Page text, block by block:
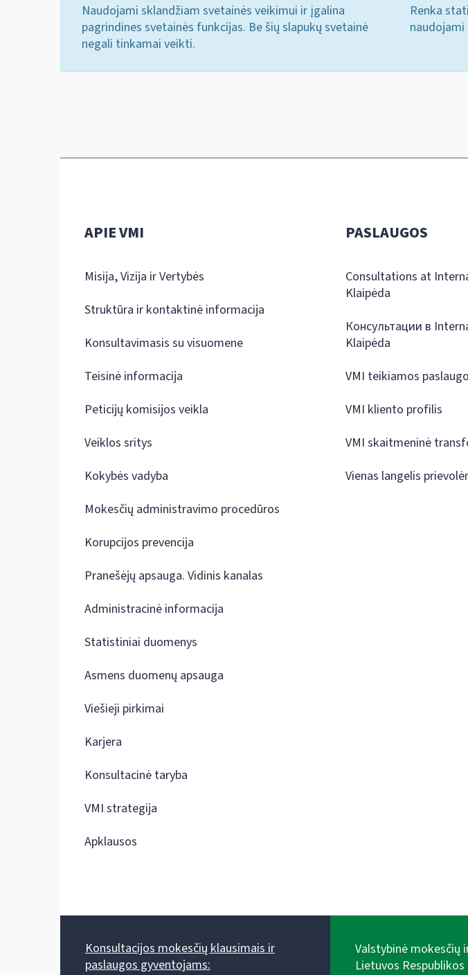
Naudojami sklandžiam svetainės veikimui ir įgalina
pagrindines svetainės funkcijas. Be šių slapukų svetainė
negali tinkamai veikti.
Renka
APIE VMI
Misija, Vizija ir Vertybės
Struktūra ir kontaktinė informacija
Konsultavimasis su visuomene
Teisinė informacija
Peticijų komisijos veikla
Veiklos sritys
Kokybės vadyba
Mokesčių administravimo procedūros
Korupcijos prevencija
Pranešėjų apsauga. Vidinis kanalas
Administracinė informacija
Statistiniai duomenys
Asmens duomenų apsauga
Viešieji pirkimai
Karjera
Konsultacinė taryba
VMI strategija
Apklausos
PASLAUGOS
Consultations at
Klaipėda
Консультации в
Klaipėda
VMI teikiamos
VMI kliento profilis
VMI skaitmeninė
Vienas langelis
Konsultacijos mokesčių klausimais ir
paslaugos gyventojams:
Valstybinė mokesčių
Lietuvos